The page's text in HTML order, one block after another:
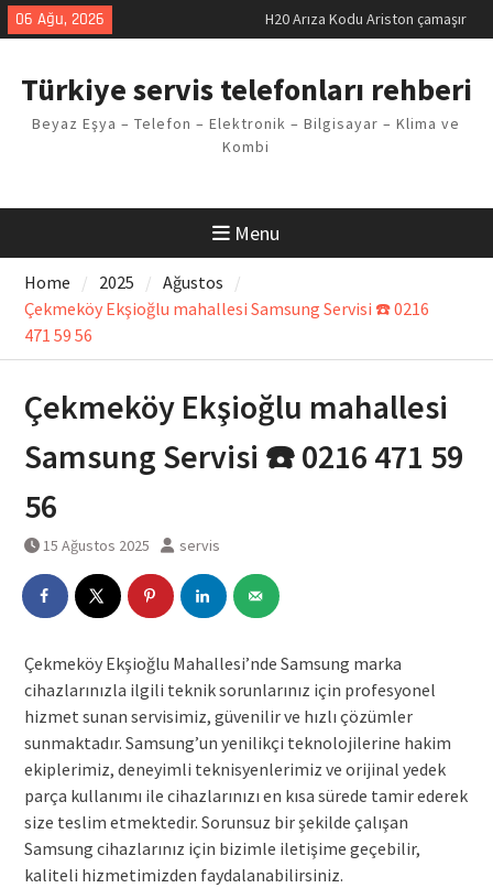
Skip
to
06 Ağu, 2026
LG kombi E2 Arızası Çözümü
Arçelik buzdolabı F5 Hatası
Vaillant çamaşır makinesi E03
Arıza Kodu
Ferroli klima E3 Arızası Çözümü
Türkiye servis telefonları rehberi
Beyaz Eşya – Telefon – Elektronik – Bilgisayar – Klima ve
Kombi
Menu
Home 2025
Ağustos
Çekmeköy Ekşioğlu mahallesi Samsung Servisi ☎️ 0216
471 59 56
Çekmeköy Ekşioğlu mahallesi
Samsung Servisi ☎️ 0216 471 59
56
15 Ağustos 2025 servis
Çekmeköy Ekşioğlu Mahallesi’nde Samsung marka
cihazlarınızla ilgili teknik sorunlarınız için profesyonel
hizmet sunan servisimiz, güvenilir ve hızlı çözümler
sunmaktadır. Samsung’un yenilikçi teknolojilerine hakim
ekiplerimiz, deneyimli teknisyenlerimiz ve orijinal yedek
parça kullanımı ile cihazlarınızı en kısa sürede tamir ederek
size teslim etmektedir. Sorunsuz bir şekilde çalışan
Samsung cihazlarınız için bizimle iletişime geçebilir,
kaliteli hizmetimizden faydalanabilirsiniz.